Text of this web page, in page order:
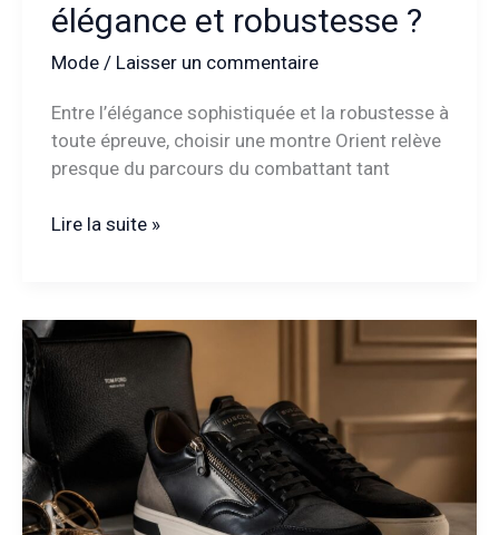
élégance et robustesse ?
Mode/ Laisser un commentaire
Entre l’élégance sophistiquée et la robustesse à
toute épreuve, choisir une montre Orient relève
presque du parcours du combattant tant
Orient
modèle
choisir
pour
allier
élégance
et
robustesse
?
Lire la suite »